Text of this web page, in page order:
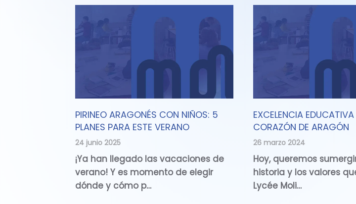
PIRINEO ARAGONÉS CON NIÑOS: 5
PLANES PARA ESTE VERANO
24 junio 2025
¡Ya han llegado las vacaciones de
verano! Y es momento de elegir
dónde y cómo p…
EXCELENCIA EDUCATIVA
CORAZÓN DE ARAGÓN
26 marzo 2024
Hoy, queremos
historia y los valores
Lycée Moli…